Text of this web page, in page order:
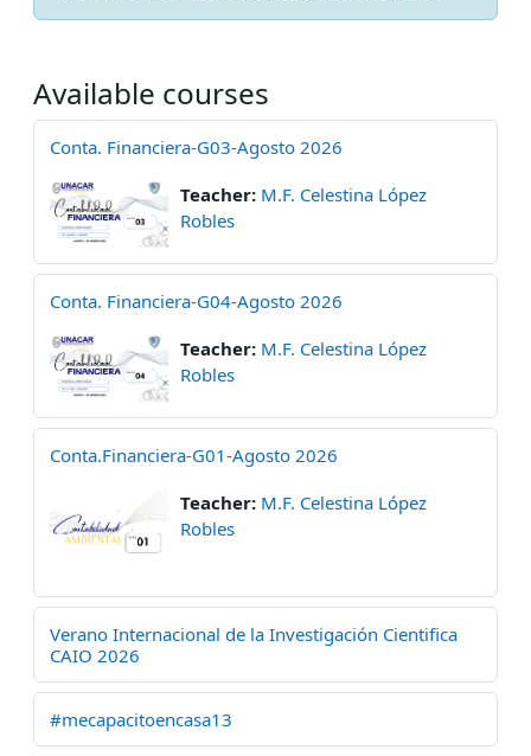
Available courses
Conta. Financiera-G03-Agosto 2026
Teacher: M.F. Celestina López
Robles
Conta. Financiera-G04-Agosto 2026
Teacher: M.F. Celestina López
Robles
Conta.Financiera-G01-Agosto 2026
Teacher: M.F. Celestina López
Robles
Verano Internacional de la Investigación Cientifica
CAIO 2026
#mecapacitoencasa13